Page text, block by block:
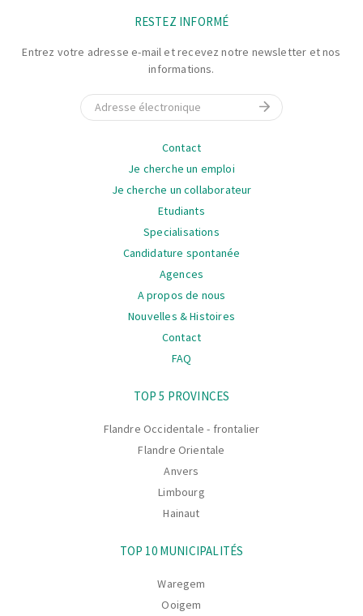
RESTEZ INFORMÉ
Entrez votre adresse e-mail et recevez notre newsletter et nos
informations.
E-mail
Contact
Je cherche un emploi
Je cherche un collaborateur
Etudiants
Specialisations
Candidature spontanée
Agences
A propos de nous
Nouvelles & Histoires
Contact
FAQ
TOP 5 PROVINCES
Flandre Occidentale - frontalier
Flandre Orientale
Anvers
Limbourg
Hainaut
TOP 10 MUNICIPALITÉS
Waregem
Ooigem